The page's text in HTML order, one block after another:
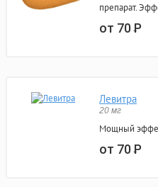
препарат.
от 70Р
Левитра
20 мг
Мощный
от 70Р